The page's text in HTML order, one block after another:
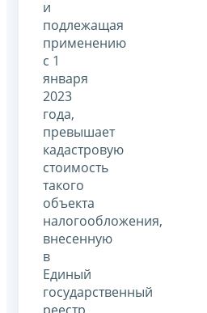
и
подлежащая
применению
с 1
января
2023
года,
превышает
кадастровую
стоимость
такого
объекта
налогообложения,
внесенную
в
Единый
государственный